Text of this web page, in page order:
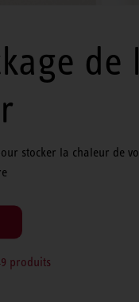
de
stocker la chaleur de
produits